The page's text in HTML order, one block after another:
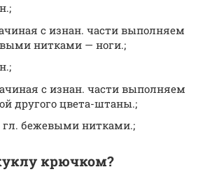
с изнан. части выполняем
нитками — ноги.;
с изнан. части выполняем
другого цвета-штаны.;
гл. бежевыми нитками.;
крючком?